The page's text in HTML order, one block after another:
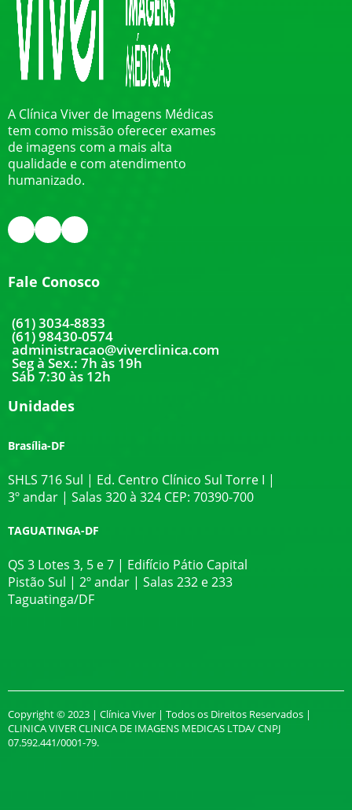
A Clínica Viver de Imagens Médicas
tem como missão oferecer exames
de imagens com a mais alta
qualidade e com atendimento
humanizado.
Fale Conosco
(61) 3034-8833
(61) 98430-0574
administracao@viverclinica.com
Seg à Sex.: 7h às 19h
Sáb 7:30 às 12h
Unidades
Brasília-DF
SHLS 716 Sul | Ed. Centro Clínico Sul Torre I |
3º andar | Salas 320 à 324 CEP: 70390-700
TAGUATINGA-DF
QS 3 Lotes 3, 5 e 7 | Edifício Pátio Capital
Pistão Sul | 2º andar | Salas 232 e 233
Taguatinga/DF
Copyright © 2023 | Clínica Viver | Todos os Direitos Reservados |
CLINICA VIVER CLINICA DE IMAGENS MEDICAS LTDA/ CNPJ
07.592.441/0001-79.